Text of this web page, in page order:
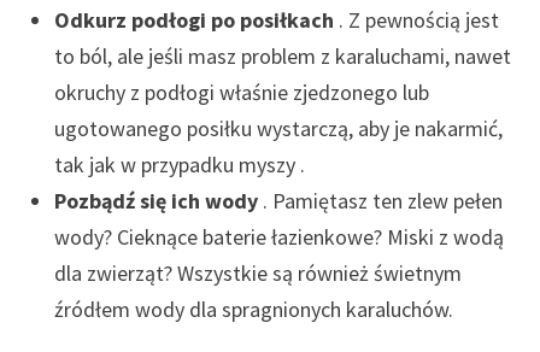
Odkurz podłogi po posiłkach . Z pewnością jest
to ból, ale jeśli masz problem z karaluchami, nawet
okruchy z podłogi właśnie zjedzonego lub
ugotowanego posiłku wystarczą, aby je nakarmić,
tak jak w przypadku myszy .
Pozbądź się ich wody . Pamiętasz ten zlew pełen
wody? Cieknące baterie łazienkowe? Miski z wodą
dla zwierząt? Wszystkie są również świetnym
źródłem wody dla spragnionych karaluchów.